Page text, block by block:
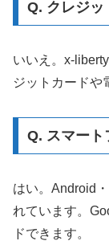
Q. クレジッ
いいえ。x-
ジットカードや
Q. スマート
はい。Android
れています。
ドできます。